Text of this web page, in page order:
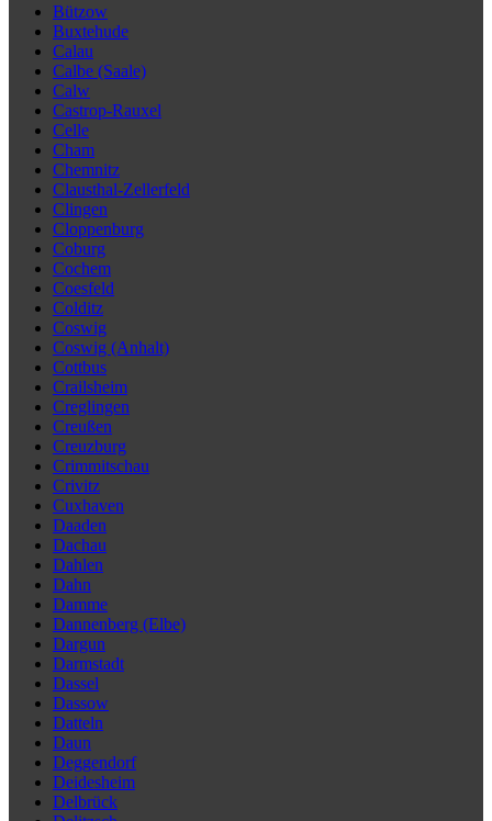
Bützow
Buxtehude
Calau
Calbe (Saale)
Calw
Castrop-Rauxel
Celle
Cham
Chemnitz
Clausthal-Zellerfeld
Clingen
Cloppenburg
Coburg
Cochem
Coesfeld
Colditz
Coswig
Coswig (Anhalt)
Cottbus
Crailsheim
Creglingen
Creußen
Creuzburg
Crimmitschau
Crivitz
Cuxhaven
Daaden
Dachau
Dahlen
Dahn
Damme
Dannenberg (Elbe)
Dargun
Darmstadt
Dassel
Dassow
Datteln
Daun
Deggendorf
Deidesheim
Delbrück